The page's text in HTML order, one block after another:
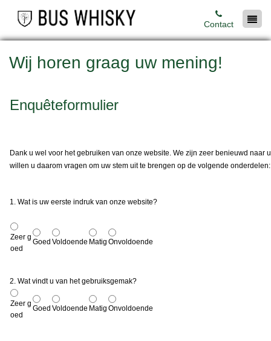
Contact
Wij horen graag uw mening!
Enquêteformulier
Dank u wel voor het gebruiken van onze website. We zijn zeer benieuwd naar
willen u daarom vragen om uw stem uit te brengen op de volgende onderdelen:
1. Wat is uw eerste indruk van onze website?
Zeer g
oed
Goed Voldoende Matig Onvoldoende
2. Wat vindt u van het gebruiksgemak?
Zeer g
oed
Goed Voldoende Matig Onvoldoende